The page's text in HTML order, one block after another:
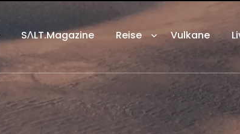
SΛLT.Magazine Reise Vulkane